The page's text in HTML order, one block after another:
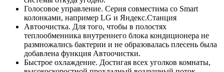
Голосовое управление. Серия совместима со Smart
колонками, например LG и Яндекс.Станция
Автоочистка. Для того, чтобы в полостях
теплообменника внутреннего блока кондиционера не
размножались бактерии и не образовалась плесень была
добавлена функция Автоочистки.
Быстрое охлаждение. Достигая всех уголков комнаты,